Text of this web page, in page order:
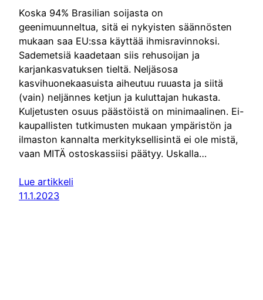
Koska 94% Brasilian soijasta on
geenimuunneltua, sitä ei nykyisten säännösten
mukaan saa EU:ssa käyttää ihmisravinnoksi.
Sademetsiä kaadetaan siis rehusoijan ja
karjankasvatuksen tieltä. Neljäsosa
kasvihuonekaasuista aiheutuu ruuasta ja siitä
(vain) neljännes ketjun ja kuluttajan hukasta.
Kuljetusten osuus päästöistä on minimaalinen. Ei-
kaupallisten tutkimusten mukaan ympäristön ja
ilmaston kannalta merkityksellisintä ei ole mistä,
vaan MITÄ ostoskassiisi päätyy. Uskalla…
Lue artikkeli
11.1.2023